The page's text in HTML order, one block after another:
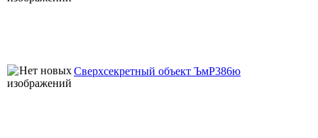
Сверхсекретный объект ЪмР386ю